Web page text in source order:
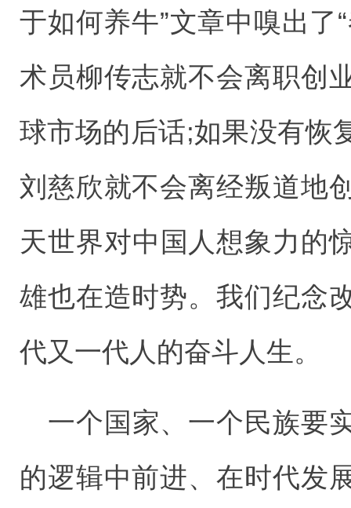
于如何养牛”文章中嗅出了
术员柳传志就不会离职创
球市场的后话;如果没有恢
刘慈欣就不会离经叛道地
天世界对中国人想象力
雄也在造时势。我们纪念
代又一代人的奋斗人生。
一个国家、一个民族要
的逻辑中前进、在时代发